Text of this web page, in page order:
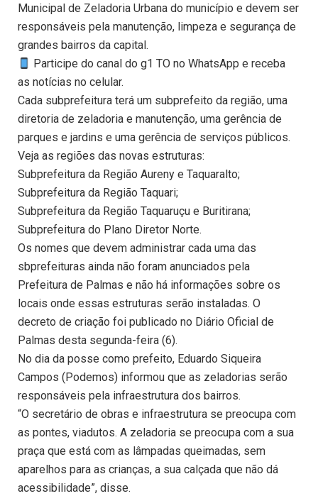
Municipal de Zeladoria Urbana do município e devem ser
responsáveis pela manutenção, limpeza e segurança de
grandes bairros da capital.
Participe do canal do g1 TO no WhatsApp e receba
as notícias no celular.
Cada subprefeitura terá um subprefeito da região, uma
diretoria de zeladoria e manutenção, uma gerência de
parques e jardins e uma gerência de serviços públicos.
Veja as regiões das novas estruturas:
Subprefeitura da Região Aureny e Taquaralto;
Subprefeitura da Região Taquari;
Subprefeitura da Região Taquaruçu e Buritirana;
Subprefeitura do Plano Diretor Norte.
Os nomes que devem administrar cada uma das
sbprefeituras ainda não foram anunciados pela
Prefeitura de Palmas e não há informações sobre os
locais onde essas estruturas serão instaladas. O
decreto de criação foi publicado no Diário Oficial de
Palmas desta segunda-feira (6).
No dia da posse como prefeito, Eduardo Siqueira
Campos (Podemos) informou que as zeladorias serão
responsáveis pela infraestrutura dos bairros.
“O secretário de obras e infraestrutura se preocupa com
as pontes, viadutos. A zeladoria se preocupa com a sua
praça que está com as lâmpadas queimadas, sem
aparelhos para as crianças, a sua calçada que não dá
acessibilidade”, disse.